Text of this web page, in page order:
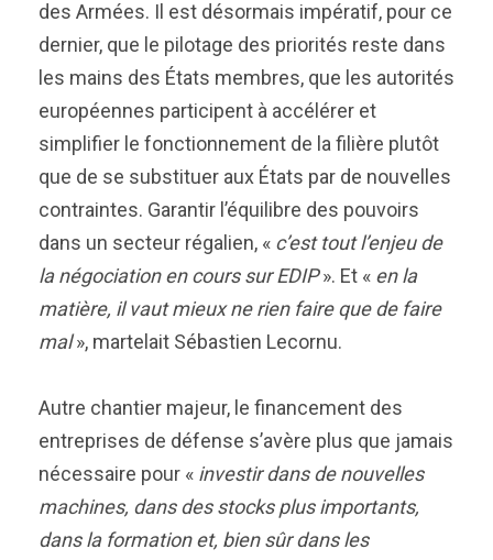
des Armées. Il est désormais impératif, pour ce
dernier, que le pilotage des priorités reste dans
les mains des États membres, que les autorités
européennes participent à accélérer et
simplifier le fonctionnement de la filière plutôt
que de se substituer aux États par de nouvelles
contraintes. Garantir l’équilibre des pouvoirs
dans un secteur régalien, « c’est tout l’enjeu de
la négociation en cours sur EDIP». Et « en la
matière, il vaut mieux ne rien faire que de faire
mal», martelait Sébastien Lecornu.
Autre chantier majeur, le financement des
entreprises de défense s’avère plus que jamais
nécessaire pour « investir dans de nouvelles
machines, dans des stocks plus importants,
dans la formation et, bien sûr dans les